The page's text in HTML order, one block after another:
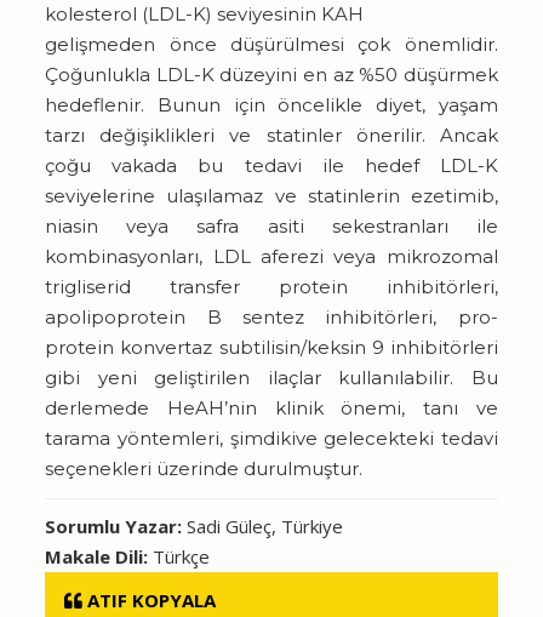
kolesterol (LDL-K) seviyesinin KAH
gelişmeden önce düşürülmesi çok önemlidir.
Çoğunlukla LDL-K düzeyini en az %50 düşürmek
hedeflenir. Bunun için öncelikle diyet, yaşam
tarzı değişiklikleri ve statinler önerilir. Ancak
çoğu vakada bu tedavi ile hedef LDL-K
seviyelerine ulaşılamaz ve statinlerin ezetimib,
niasin veya safra asiti sekestranları ile
kombinasyonları, LDL aferezi veya mikrozomal
trigliserid transfer protein inhibitörleri,
apolipoprotein B sentez inhibitörleri, pro-
protein konvertaz subtilisin/keksin 9 inhibitörleri
gibi yeni geliştirilen ilaçlar kullanılabilir. Bu
derlemede HeAH’nin klinik önemi, tanı ve
tarama yöntemleri, şimdikive gelecekteki tedavi
seçenekleri üzerinde durulmuştur.
Sorumlu Yazar:Sadi Güleç, Türkiye
Makale Dili: Türkçe
ATIF KOPYALA